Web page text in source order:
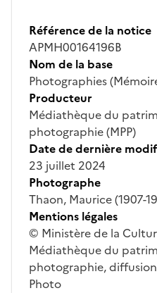
Référence de la notice
APMH00164196B
Nom de la base
Photographies
Producteur
Médiathèque du
photographie (MPP)
Date de dernière
23 juillet 2024
Photographe
Thaon, Maurice (1907-
Mentions légales
© Ministère de la
Médiathèque du
photographie,
Photo